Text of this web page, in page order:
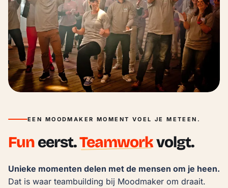
EEN MOODMAKER MOMENT VOEL JE METEEN.
Funeerst.Teamworkvolgt.
Unieke momenten delen met de mensen om je heen.
Dat is waar teambuilding bij Moodmaker om draait.